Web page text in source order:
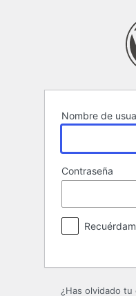
Nombre de
Contraseña
¿Has olvidado tu